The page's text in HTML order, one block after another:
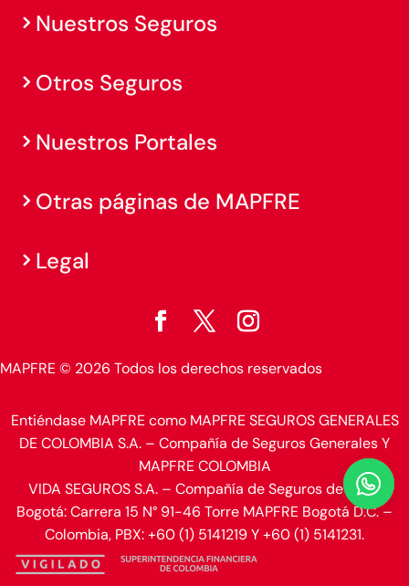
Nuestros Seguros
Otros Seguros
Nuestros Portales
Otras páginas de MAPFRE
Legal
MAPFRE © 2026 Todos los derechos reservados
Entiéndase MAPFRE como MAPFRE SEGUROS GENERALES
DE COLOMBIA S.A. – Compañía de Seguros Generales Y
MAPFRE COLOMBIA
VIDA SEGUROS S.A. – Compañía de Seguros de Vida.
Bogotá: Carrera 15 N° 91-46 Torre MAPFRE Bogotá D.C. –
Colombia, PBX: +60 (1) 5141219 Y +60 (1) 5141231.
